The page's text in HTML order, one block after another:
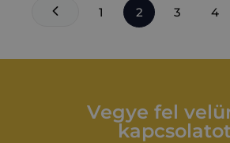
1 2 3 4
Vegye fel